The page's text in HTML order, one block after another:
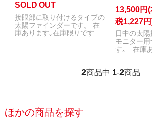
SOLD OUT
接眼部に取り付けるタイプの
太陽ファインダーです。 在
庫あります｡在庫限りです
13,500円(
税1,227
日中の太
モニター
す｡ 在庫
2商品中 1-2商品
ほかの商品を探す